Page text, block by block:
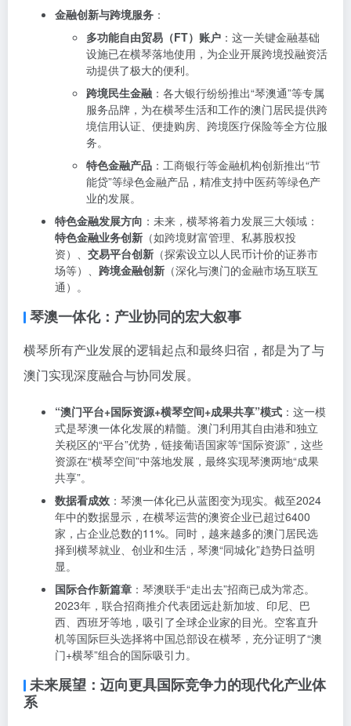
金融创新与跨境服务 ：
多功能自由贸易（FT）账户 ：这一关键金融基础
设施已在横琴落地使用，为企业开展跨境投融资活
动提供了极大的便利。
跨境民生金融 ：各大银行纷纷推出“琴澳通”等专属
服务品牌，为在横琴生活和工作的澳门居民提供跨
境信用认证、便捷购房、跨境医疗保险等全方位服
务。
特色金融产品 ：工商银行等金融机构创新推出“节
能贷”等绿色金融产品，精准支持中医药等绿色产
业的发展。
特色金融发展方向 ：未来，横琴将着力发展三大领域：
特色金融业务创新 （如跨境财富管理、私募股权投
资）、 交易平台创新 （探索设立以人民币计价的证券市
场等）、 跨境金融创新 （深化与澳门的金融市场互联互
通）。
琴澳一体化：产业协同的宏大叙事
横琴所有产业发展的逻辑起点和最终归宿，都是为了与
澳门实现深度融合与协同发展。
“澳门平台+国际资源+横琴空间+成果共享”模式 ：这一模
式是琴澳一体化发展的精髓。澳门利用其自由港和独立
关税区的“平台”优势，链接葡语国家等“国际资源”，这些
资源在“横琴空间”中落地发展，最终实现琴澳两地“成果
共享”。
数据看成效 ：琴澳一体化已从蓝图变为现实。截至2024
年中的数据显示，在横琴运营的澳资企业已超过6400
家，占企业总数的11%。同时，越来越多的澳门居民选
择到横琴就业、创业和生活，琴澳“同城化”趋势日益明
显。
国际合作新篇章 ：琴澳联手“走出去”招商已成为常态。
2023年，联合招商推介代表团远赴新加坡、印尼、巴
西、西班牙等地，吸引了全球企业家的目光。空客直升
机等国际巨头选择将中国总部设在横琴，充分证明了“澳
门+横琴”组合的国际吸引力。
未来展望：迈向更具国际竞争力的现代化产业体
系